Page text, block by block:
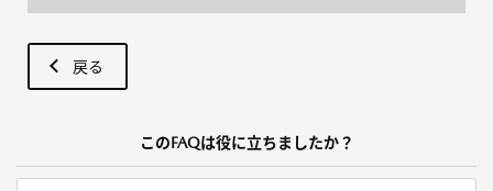
戻る
このFAQは役に立ちましたか？